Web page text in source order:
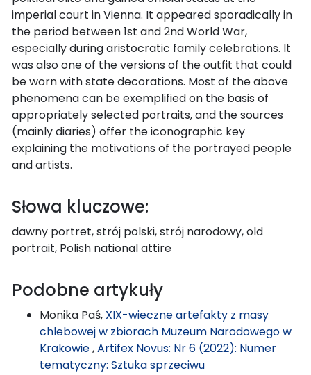
imperial court in Vienna. It appeared sporadically in
the period between 1st and 2nd World War,
especially during aristocratic family celebrations. It
was also one of the versions of the outfit that could
be worn with state decorations. Most of the above
phenomena can be exemplified on the basis of
appropriately selected portraits, and the sources
(mainly diaries) offer the iconographic key
explaining the motivations of the portrayed people
and artists.
Słowa kluczowe:
dawny portret, strój polski, strój narodowy, old
portrait, Polish national attire
Podobne artykuły
Monika Paś, XIX-wieczne artefakty z masy
chlebowej w zbiorach Muzeum Narodowego w
Krakowie,Artifex Novus: Nr 6 (2022): Numer
tematyczny: Sztuka sprzeciwu